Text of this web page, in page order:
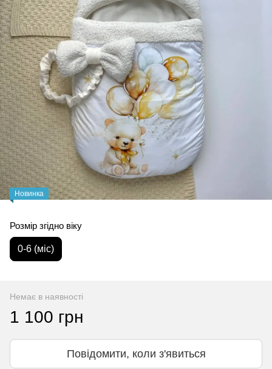
Новинка
Розмір згідно віку
0-6 (міс)
Немає в наявності
1 100 грн
Повідомити, коли з'явиться